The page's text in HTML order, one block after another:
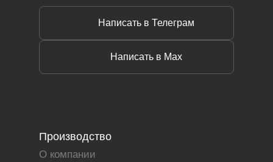
Производство
О компании
Написать в Телеграм
Написать в Max